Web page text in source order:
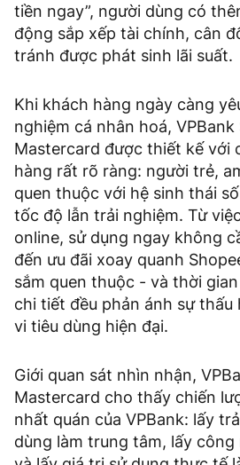
tiền ngay”, người dùng có
động sắp xếp tài chính, cân
tránh được phát sinh lãi suất.
Khi khách hàng ngày càng
nghiệm cá nhân hoá, VPBank
Mastercard được thiết kế với
hàng rất rõ ràng: người trẻ,
quen thuộc với hệ sinh thái
tốc độ lẫn trải nghiệm. Từ
online, sử dụng ngay không
đến ưu đãi xoay quanh
sắm quen thuộc - và thời
chi tiết đều phản ánh sự thấu
vi tiêu dùng hiện đại.
Giới quan sát nhìn nhận,
Mastercard cho thấy chiến
nhất quán của VPBank: lấy
dùng làm trung tâm, lấy